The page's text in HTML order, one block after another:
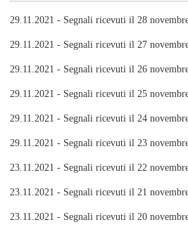
29.11.2021 - Segnali ricevuti il 28
29.11.2021 - Segnali ricevuti il 27
29.11.2021 - Segnali ricevuti il 26
29.11.2021 - Segnali ricevuti il 25
29.11.2021 - Segnali ricevuti il 24
29.11.2021 - Segnali ricevuti il 23
23.11.2021 - Segnali ricevuti il 22
23.11.2021 - Segnali ricevuti il 21
23.11.2021 - Segnali ricevuti il 20